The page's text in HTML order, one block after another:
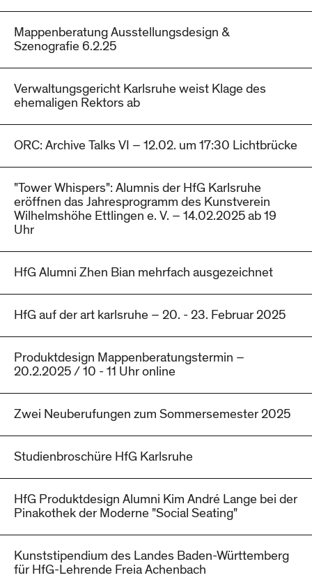
Mappenberatung Ausstellungsdesign &
Szenografie 6.2.25
Verwaltungsgericht Karlsruhe weist Klage des
ehemaligen Rektors ab
ORC: Archive Talks VI – 12.02. um 17:30 Lichtbrücke
"Tower Whispers": Alumnis der HfG Karlsruhe
eröffnen das Jahresprogramm des Kunstverein
Wilhelmshöhe Ettlingen e. V. – 14.02.2025 ab 19
Uhr
HfG Alumni Zhen Bian mehrfach ausgezeichnet
HfG auf der art karlsruhe – 20. - 23. Februar 2025
Produktdesign Mappenberatungstermin –
20.2.2025 / 10 - 11 Uhr online
Zwei Neuberufungen zum Sommersemester 2025
Studienbroschüre HfG Karlsruhe
HfG Produktdesign Alumni Kim André Lange bei der
Pinakothek der Moderne "Social Seating"
Kunststipendium des Landes Baden-Württemberg
für HfG-Lehrende Freia Achenbach